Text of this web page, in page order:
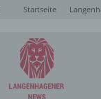
Startseite
Langenhagener
News